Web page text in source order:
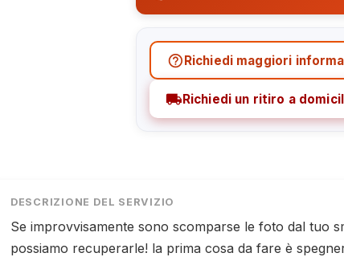
help_outlineRichiedi maggiori
local_shippingRichiedi un ritiro a
DESCRIZIONE DEL SERVIZIO
Se improvvisamente sono scomparse le foto dal tuo
possiamo recuperarle! la prima cosa da fare è